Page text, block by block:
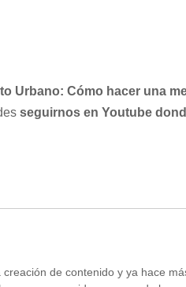
Urbano: Cómo hacer una
seguirnos en Youtube
de contenido y ya hace